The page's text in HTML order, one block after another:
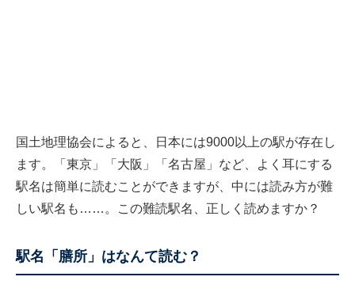
国土地理協会によると、日本には9000以上の駅が存在し
ます。「東京」「大阪」「名古屋」など、よく耳にする
駅名は簡単に読むことができますが、中には読み方が難
しい駅名も……。この難読駅名、正しく読めますか？
駅名「膳所」はなんて読む？